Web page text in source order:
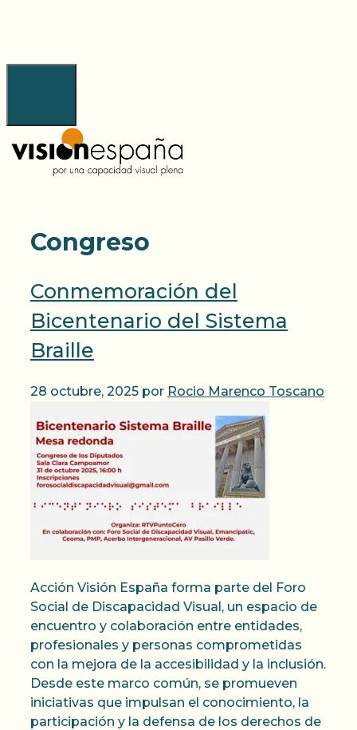
Congreso
Conmemoración del
Bicentenario del Sistema
Braille
28 octubre, 2025 por Rocio Marenco Toscano
Acción Visión España forma parte del Foro
Social de Discapacidad Visual, un espacio de
encuentro y colaboración entre entidades,
profesionales y personas comprometidas
con la mejora de la accesibilidad y la inclusión.
Desde este marco común, se promueven
iniciativas que impulsan el conocimiento, la
participación y la defensa de los derechos de